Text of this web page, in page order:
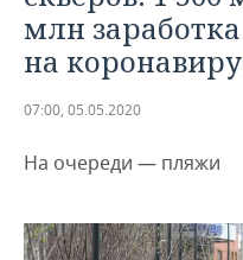
ТАТАРСТАН
УДМУРТИЯ
АНАЛИТИКА
НОВОСТИ АНАЛИТИКИ
ДЕКЛАРАЦИИ О
КОРОЛИ ГОСЗАКАЗА
ВУЗЫ ТАТАРСТАНА
ЭКОНОМИКА
НОВОСТИ ЭКОНОМИКИ
ФИНАНСЫ
БАНКИ
ПРОМЫШЛЕННОСТЬ
НОВОСТИ
АГРОПРОМ
НЕДВИЖИМОСТЬ
НОВОСТИ
АВТО
млн
на
07:00, 05.05.2020
На очереди — пляжи